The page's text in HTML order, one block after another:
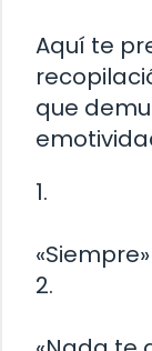
Aquí te
que
1.
«Siempre»
2.